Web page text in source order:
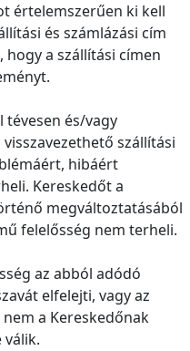
értelemszerűen ki kell
és számlázási cím
a szállítási címen
tévesen és/vagy
szállítási
hibáért
Kereskedőt a
megváltoztatásából
felelősség nem terheli.
az abból adódó
elfelejti, vagy az
a Kereskedőnak